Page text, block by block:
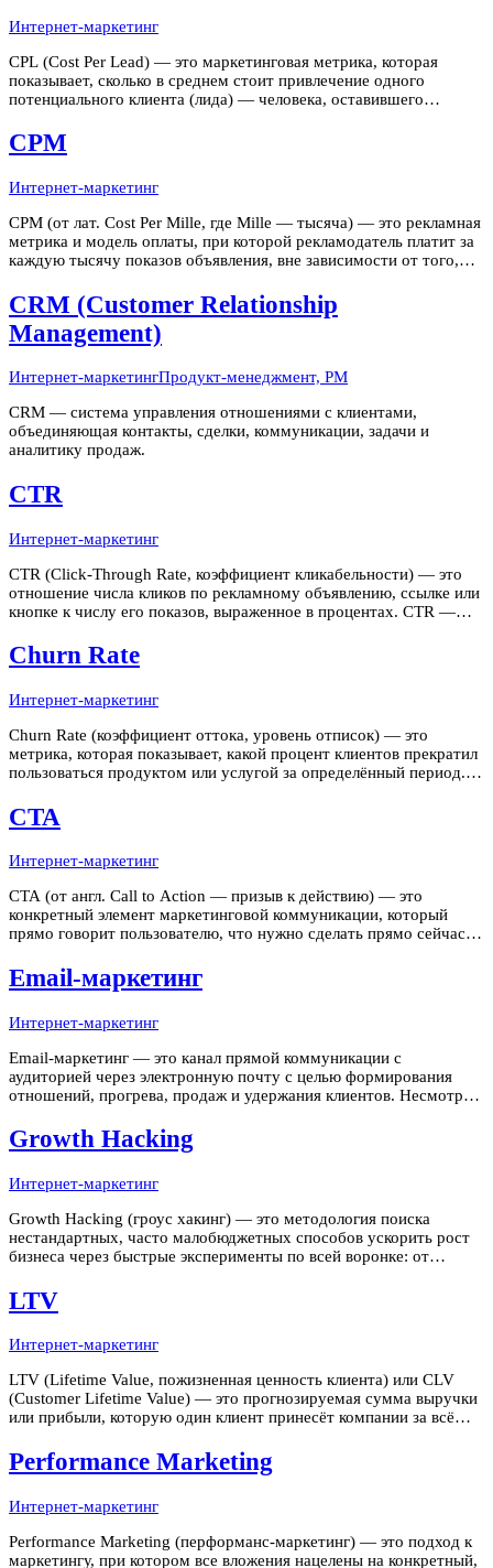
Интернет-маркетинг
CPL (Cost Per Lead) — это маркетинговая метрика, которая
показывает, сколько в среднем стоит привлечение одного
потенциального клиента (лида) — человека, оставившего
первого уровня. CPL — один из ключевых показателей
эффективности рекламных
CPM
Интернет-маркетинг
CPM (от лат. Cost Per Mille, где Mille — тысяча) — это рекламная
метрика и модель оплаты, при которой рекламодатель платит за
каждую тысячу показов объявления, вне зависимости от того,
рекламы: баннеры, видеоролики, рекламные вставки в подкаст
CRM (Customer Relationship
Management)
Интернет-маркетингПродукт-менеджмент, PM
CRM — система управления отношениями с клиентами,
объединяющая контакты, сделки, коммуникации, задачи и
аналитику продаж.
CTR
Интернет-маркетинг
CTR (Click-Through Rate, коэффициент кликабельности) — это
отношение числа кликов по рекламному объявлению, ссылке или
кнопке к числу его показов, выраженное в процентах. CTR —
выше CTR, тем точнее объявление попадает в интерес целевой
аудитори
Churn Rate
Интернет-маркетинг
Churn Rate (коэффициент оттока, уровень отписок) — это
метрика, которая показывает, какой процент клиентов прекратил
пользоваться продуктом или услугой за определённый период.
— это метрика, напрямую определяющая устойчивость и
стоимость
CTA
Интернет-маркетинг
CTA (от англ. Call to Action — призыв к действию) — это
конкретный элемент маркетинговой коммуникации, который
прямо говорит пользователю, что нужно сделать прямо сейчас:
— это мост между интересом пользователя и целевым действием
бизнеса
Email-маркетинг
Интернет-маркетинг
Email-маркетинг — это канал прямой коммуникации с
аудиторией через электронную почту с целью формирования
отношений, прогрева, продаж и удержания клиентов. Несмотря
высокорентабельных каналов: по данным исследований DMA
(Data & Marketing Assoc
Growth Hacking
Интернет-маркетинг
Growth Hacking (гроус хакинг) — это методология поиска
нестандартных, часто малобюджетных способов ускорить рост
бизнеса через быстрые эксперименты по всей воронке: от
бывший директор по маркетингу Dropbox. Главное отличие
гроус хакера от
LTV
Интернет-маркетинг
LTV (Lifetime Value, пожизненная ценность клиента) или CLV
(Customer Lifetime Value) — это прогнозируемая сумма выручки
или прибыли, которую один клиент принесёт компании за всё
стратегических метрик бизнеса: именно от неё зависит, сколько
разумно
Performance Marketing
Интернет-маркетинг
Performance Marketing (перформанс-маркетинг) — это подход к
маркетингу, при котором все вложения нацелены на конкретный,